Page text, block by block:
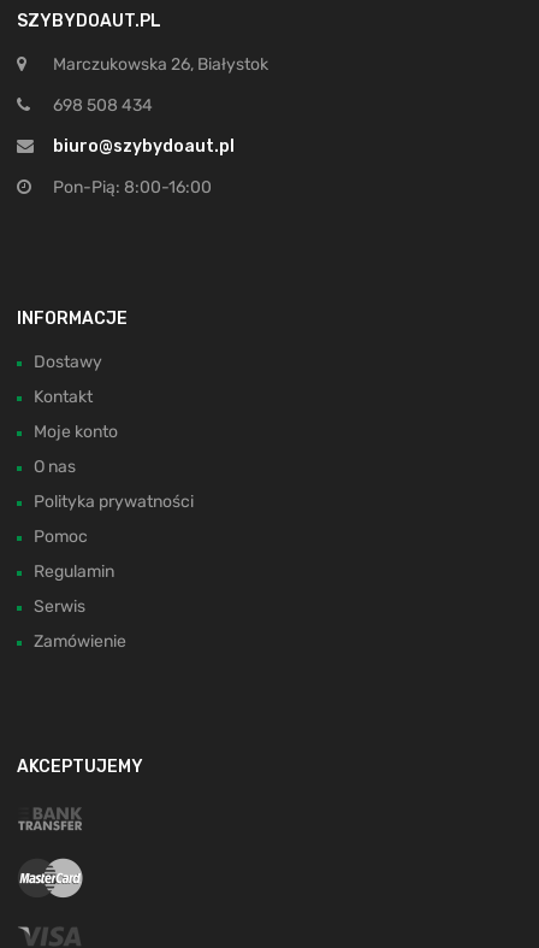
SZYBYDOAUT.PL
Marczukowska 26, Białystok
698 508 434
biuro@szybydoaut.pl
Pon-Pią: 8:00-16:00
INFORMACJE
Dostawy
Kontakt
Moje konto
O nas
Polityka prywatności
Pomoc
Regulamin
Serwis
Zamówienie
AKCEPTUJEMY